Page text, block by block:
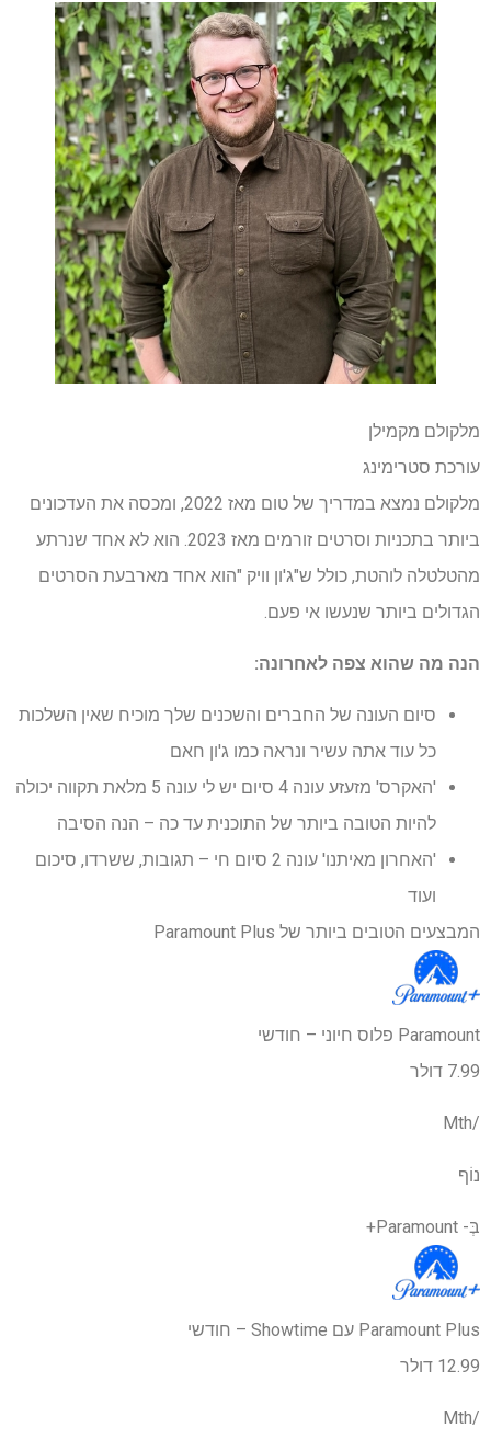
מלקולם מקמילן
עורכת סטרימינג
מלקולם נמצא במדריך של טום מאז 2022, ומכסה את העדכונים
ביותר בתכניות וסרטים זורמים מאז 2023. הוא לא אחד שנרתע
מהטלטלה לוהטת, כולל ש"ג'ון וויק "הוא אחד מארבעת הסרטים
הגדולים ביותר שנעשו אי פעם.
הנה מה שהוא צפה לאחרונה:
סיום העונה של החברים והשכנים שלך מוכיח שאין השלכות
כל עוד אתה עשיר ונראה כמו ג'ון חאם
'האקרס' מזעזע עונה 4 סיום יש לי עונה 5 מלאת תקווה יכולה
להיות הטובה ביותר של התוכנית עד כה – הנה הסיבה
'האחרון מאיתנו' עונה 2 סיום חי – תגובות, ששרדו, סיכום
ועוד
המבצעים הטובים ביותר של Paramount Plus
Paramount פלוס חיוני – חודשי
7.99 דולר
/Mth
נוֹף
בְּ- Paramount+
Paramount Plus עם Showtime – חודשי
12.99 דולר
/Mth